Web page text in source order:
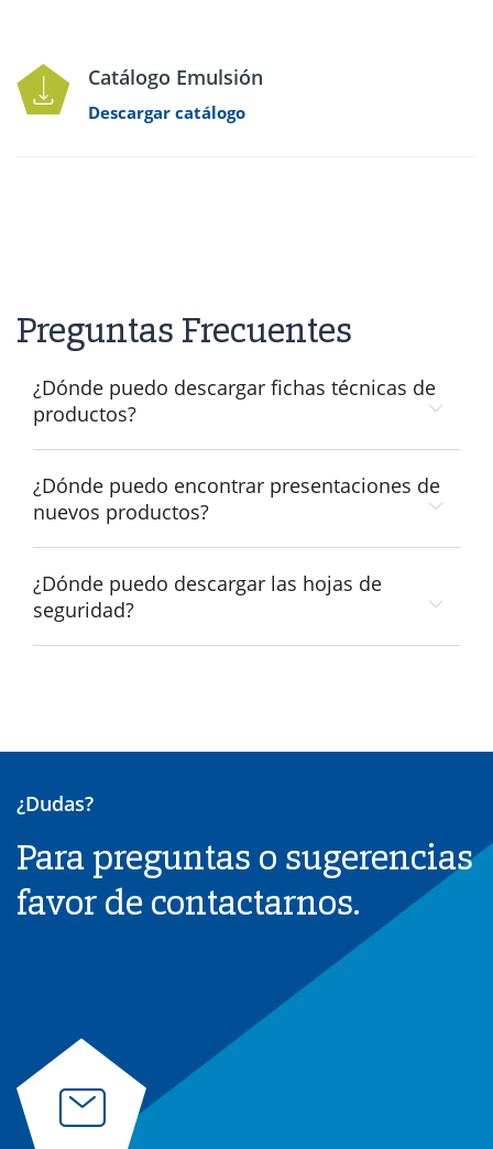
Catálogo Emulsión
Descargar catálogo
Preguntas Frecuentes
¿Dónde puedo descargar fichas técnicas de
productos?
¿Dónde puedo encontrar presentaciones de
nuevos productos?
¿Dónde puedo descargar las hojas de
seguridad?
¿Dudas?
Para preguntas o sugerencias
favor de contactarnos.